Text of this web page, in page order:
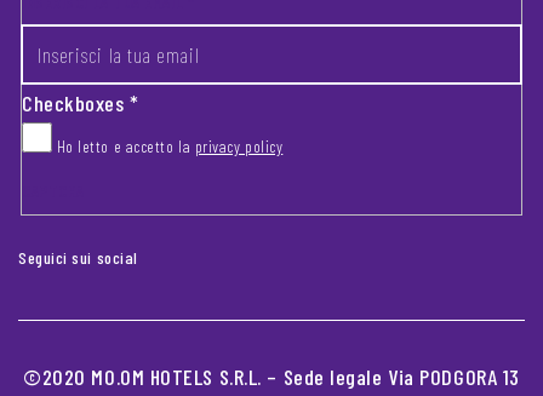
Checkboxes*
Ho letto e accetto la privacy policy
Seguici sui social
©2020 MO.OM HOTELS S.R.L. – Sede legale Via PODGORA 13